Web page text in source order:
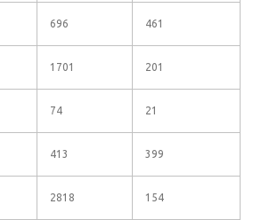
696 461
1701 201
74 21
413 399
2818 154